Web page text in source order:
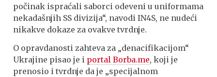
počinak ispraćali saborci odeveni u uniformama
nekadašnjih SS divizija“, navodi IN4S, ne nudeći
nikakve dokaze za ovakve tvrdnje.
O opravdanosti zahteva za „denacifikacijom“
Ukrajine pisao je i portal Borba.me, koji je
prenosio i tvrdnje da je „specijalnom